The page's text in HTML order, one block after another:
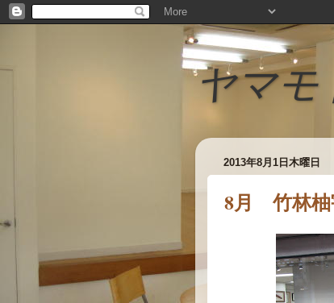
ヤマモ
2013年8月1日木曜日
8月 竹林柚